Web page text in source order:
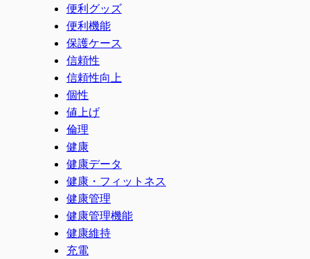
便利グッズ
便利機能
保護ケース
信頼性
信頼性向上
個性
値上げ
倫理
健康
健康データ
健康・フィットネス
健康管理
健康管理機能
健康維持
充電